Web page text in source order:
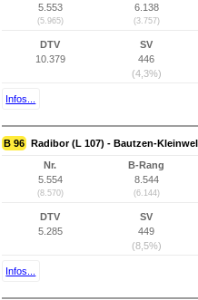
5.553
(5.965)
6.138
(3.757)
DTV
10.379
SV
446
(4,3%)
Infos...
B 96 Radibor (L 107) - Bautzen-
Nr.
5.554
(8.570)
B-Rang
8.544
(6.144)
DTV
5.285
SV
449
(8,5%)
Infos...